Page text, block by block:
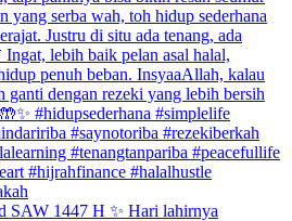
SAW 1447 H ✨ Hari lahirnya